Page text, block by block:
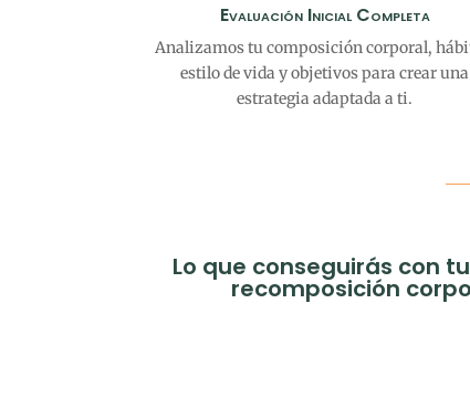
Evaluación Inicial Completa
Analizamos tu composición corporal,
estilo de vida y objetivos para crear una
estrategia adaptada a ti.
Lo que conseguirás con
recomposición